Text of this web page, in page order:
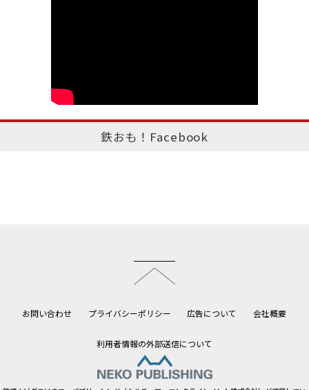
鉄おも！Facebook
お問い合わせ プライバシーポリシー 広告について 会社概要
利用者情報の外部送信について